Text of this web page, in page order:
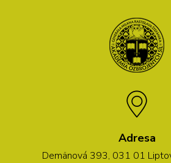
Adresa
Demänová 393, 031 01